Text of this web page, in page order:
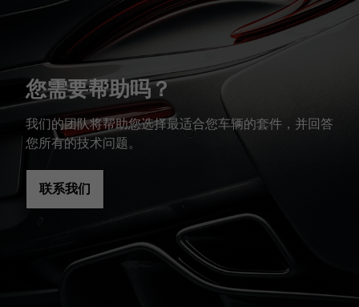
您需要帮助吗？
我们的团队将帮助您选择最适合您车辆的套件，并回答
您所有的技术问题。
联系我们